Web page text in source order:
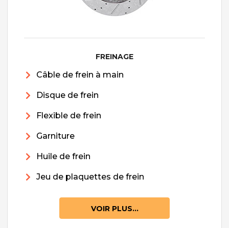
FREINAGE
Câble de frein à main
Disque de frein
Flexible de frein
Garniture
Huile de frein
Jeu de plaquettes de frein
VOIR PLUS...